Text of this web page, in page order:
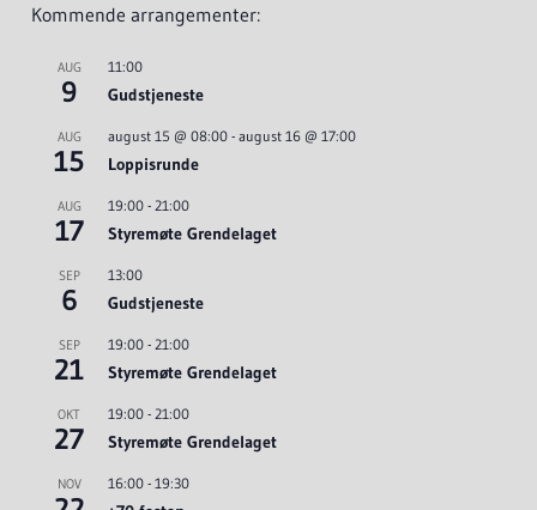
Kommende arrangementer:
AUG
9
11:00
Gudstjeneste
AUG
15
august 15 @ 08:00- august 16 @ 17:00
Loppisrunde
AUG
17
19:00- 21:00
Styremøte Grendelaget
SEP
6
13:00
Gudstjeneste
SEP
21
19:00- 21:00
Styremøte Grendelaget
OKT
27
19:00- 21:00
Styremøte Grendelaget
NOV 16:00- 19:30